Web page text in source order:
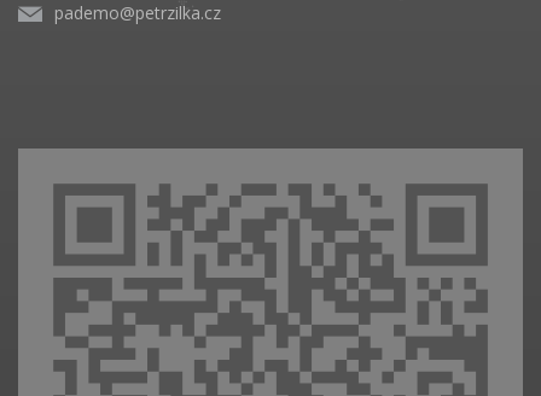
pademo@petrzilka.cz